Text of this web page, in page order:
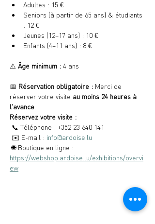
Adultes : 15 €
Seniors (à partir de 65 ans) & étudiants
: 12 €
Jeunes (12–17 ans) : 10 €
Enfants (4–11 ans) : 8 €
⚠️ Âge minimum : 4 ans
📅 Réservation obligatoire : Merci de
réserver votre visite au moins 24 heures à
l'avance
Réservez votre visite :
📞 Téléphone : +352 23 640 141
✉️ E-mail : info@ardoise.lu
🌐 Boutique en ligne :
https://webshop.ardoise.lu/exhibitions/overvi
ew